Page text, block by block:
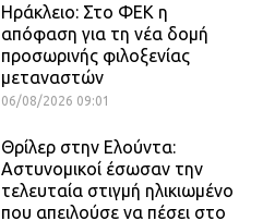
Ηράκλειο: Στο ΦΕΚ η
απόφαση για τη νέα δομή
προσωρινής φιλοξενίας
μεταναστών
06/08/2026 09:01
Θρίλερ στην Ελούντα:
Αστυνομικοί έσωσαν την
τελευταία στιγμή ηλικιωμένο
που απειλούσε να πέσει στο